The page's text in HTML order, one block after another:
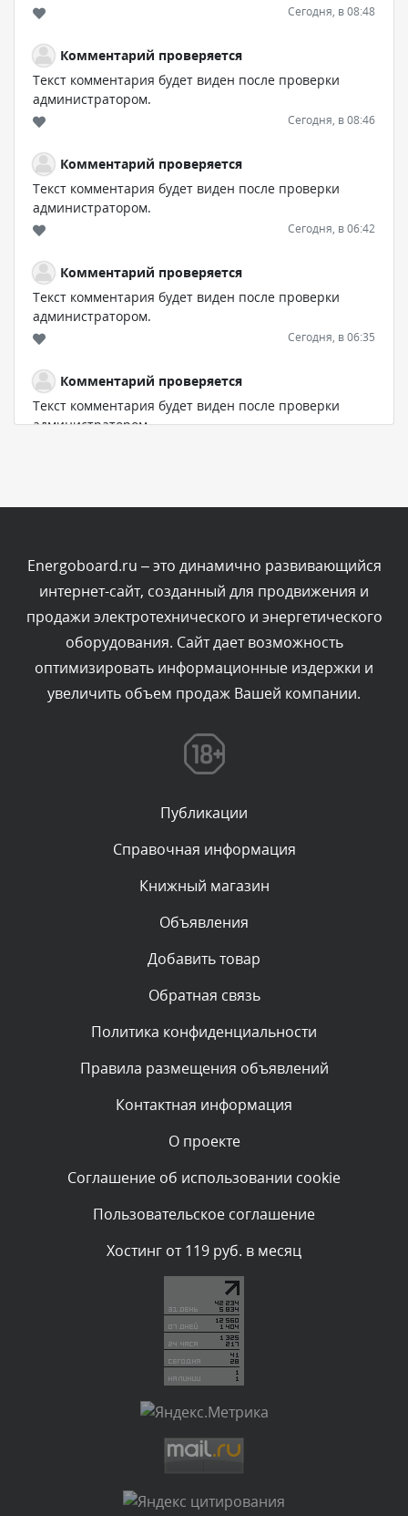
Сегодня, в 08:48
Комментарий проверяется
Текст комментария будет виден после проверки
администратором.
Сегодня, в 08:46
Комментарий проверяется
Текст комментария будет виден после проверки
администратором.
Сегодня, в 06:42
Комментарий проверяется
Текст комментария будет виден после проверки
администратором.
Сегодня, в 06:35
Комментарий проверяется
Текст комментария будет виден после проверки
администратором.
Комментарий проверяется
Текст комментария будет виден после проверки
администратором.
Сегодня, в 02:05
Комментарий проверяется
Текст комментария будет виден после проверки
Комментарий проверяется
Текст комментария будет виден после проверки
администратором.
Комментарий проверяется
администратором.
Комментарий проверяется
администратором.
Комментарий проверяется
администратором.
Комментарий проверяется
Текст комментария будет виден после проверки
Комментарий проверяется
Текст комментария будет виден после проверки
администратором.
Текст комментария будет виден после проверки
администратором.
Energoboard.ru – это динамично развивающийся
интернет-сайт, созданный для продвижения и
продажи электротехнического и энергетического
оборудования. Сайт дает возможность
оптимизировать информационные издержки и
увеличить объем продаж Вашей компании.
Публикации
Справочная информация
Книжный магазин
Объявления
Добавить товар
Обратная связь
Политика конфиденциальности
Правила размещения объявлений
Контактная информация
О проекте
Соглашение об использовании cookie
Пользовательское соглашение
Хостинг от 119 руб. в месяц